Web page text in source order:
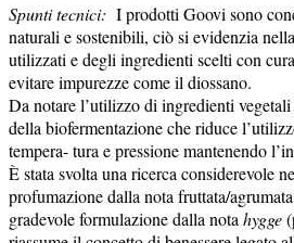
Spunti tecnici: I prodotti Goovi sono
naturali e sostenibili, ciò si evidenzia
utilizzati e degli ingredienti scelti con
evitare impurezze come il diossano.
Da notare l’utilizzo di ingredienti
della biofermentazione che riduce
tempera- tura e pressione mantenendo
È stata svolta una ricerca considerevole
profumazione dalla nota fruttata/
gradevole formulazione dalla nota hygge